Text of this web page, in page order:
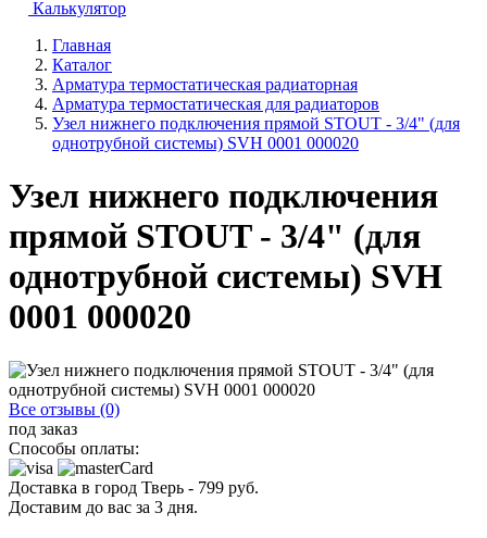
Калькулятор
Главная
Каталог
Арматура термостатическая радиаторная
Арматура термостатическая для радиаторов
Узел нижнего подключения прямой STOUT - 3/4" (для
однотрубной системы) SVH 0001 000020
Узел нижнего подключения
прямой STOUT - 3/4" (для
однотрубной системы) SVH
0001 000020
Все отзывы (0)
под заказ
Способы оплаты:
Доставка в город Тверь - 799 руб.
Доставим до вас за 3 дня.